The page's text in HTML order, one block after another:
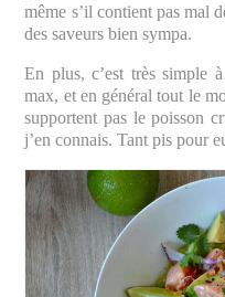
même s’il contient pas mal
des saveurs bien sympa.
En plus, c’est très simple
max, et en général tout le
supportent pas le poisson
j’en connais. Tant pis pour